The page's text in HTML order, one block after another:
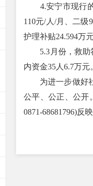
4.安宁市现行的
110元/人/月、二级
护理补贴24.594万
5.3月份，救助符
内资金35人6.7万元
为进一步做好社
公平、公正、公开
0871-68681796)反